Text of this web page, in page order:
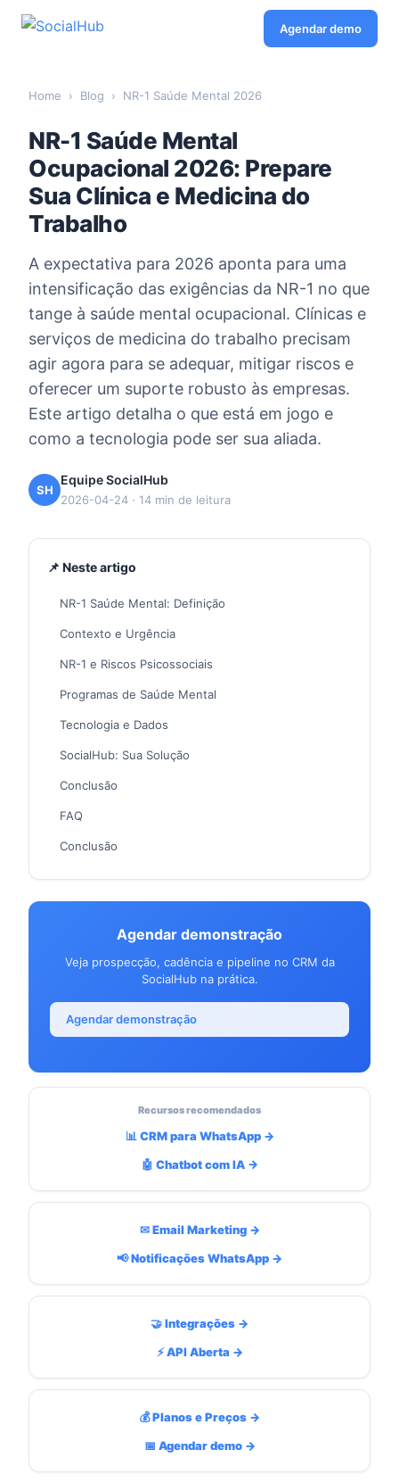
Agendar demo
Home › Blog › NR-1 Saúde Mental 2026
NR-1 Saúde Mental
Ocupacional 2026: Prepare
Sua Clínica e Medicina do
Trabalho
A expectativa para 2026 aponta para uma
intensificação das exigências da NR-1 no que
tange à saúde mental ocupacional. Clínicas e
serviços de medicina do trabalho precisam
agir agora para se adequar, mitigar riscos e
oferecer um suporte robusto às empresas.
Este artigo detalha o que está em jogo e
como a tecnologia pode ser sua aliada.
SH
Equipe SocialHub
2026-04-24 · 14 min de leitura
📌 Neste artigo
NR-1 Saúde Mental: Definição
Contexto e Urgência
NR-1 e Riscos Psicossociais
Programas de Saúde Mental
Tecnologia e Dados
SocialHub: Sua Solução
Conclusão
FAQ
Conclusão
Agendar demonstração
Veja prospecção, cadência e pipeline no CRM da
SocialHub na prática.
Agendar demonstração
Recursos recomendados
📊 CRM para WhatsApp →
🤖 Chatbot com IA →
✉ Email Marketing →
📢 Notificações WhatsApp →
🤝 Integrações →
⚡ API Aberta →
💰 Planos e Preços →
📅 Agendar demo →